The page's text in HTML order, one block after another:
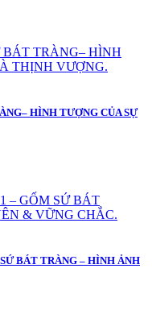
HÌNH TƯỢNG CỦA SỰ
BÁT TRÀNG – HÌNH ẢNH